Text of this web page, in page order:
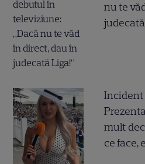
nu te
mult
ce face,